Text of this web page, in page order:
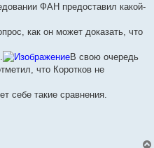
ФАН предоставил какой-
как он может доказать, что
В свою очередь
что Коротков не
себе такие сравнения.